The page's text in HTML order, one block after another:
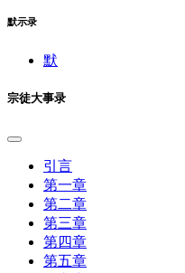
默示录
默
宗徒大事录
引言
第一章
第二章
第三章
第四章
第五章